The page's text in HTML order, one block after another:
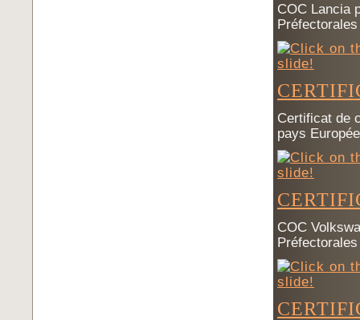
COC Lancia
Certificat de
pays
COC